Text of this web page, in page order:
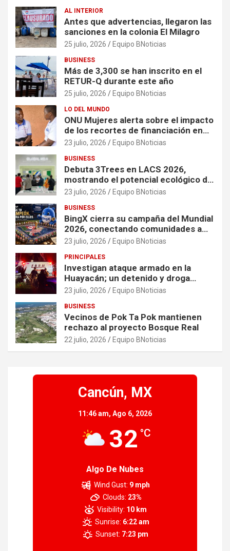
AL INTERIOR
Antes que advertencias, llegaron las
sanciones en la colonia El Milagro
25 julio, 2026 Equipo BNoticias
BUSINESS
Más de 3,300 se han inscrito en el
RETUR-Q durante este año
25 julio, 2026 Equipo BNoticias
LO DEL MUNDO
ONU Mujeres alerta sobre el impacto
de los recortes de financiación en
organizaciones que apoyan a
crisis
23 julio, 2026 Equipo BNoticias
BUSINESS
Debuta 3Trees en LACS 2026,
mostrando el potencial ecológico de
China en América
23 julio, 2026 Equipo BNoticias
BUSINESS
BingX cierra su campaña del Mundial
2026, conectando comunidades a
través de experiencias exclusivas
23 julio, 2026 Equipo BNoticias
PRINCIPALES
Investigan ataque armado en la
Huayacán; un detenido y droga
asegurada tras persecución
23 julio, 2026 Equipo BNoticias
BUSINESS
Vecinos de Pok Ta Pok mantienen
rechazo al proyecto Bosque Real
22 julio, 2026 Equipo BNoticias
Cancún, MX
11:46 am, Ago 6, 2026
32 °C
Algo De Nubes
Wind Gust: 9 mph
Clouds: 23%
Visibility: 10 km
Sunrise: 6:22 am
Sunset: 7:23 pm